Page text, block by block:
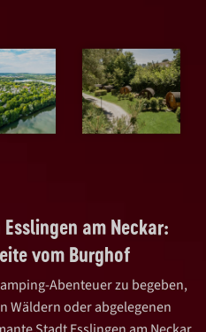
am Neckar:
vom Burghof
Abenteuer zu begeben,
Wäldern oder abgelegenen